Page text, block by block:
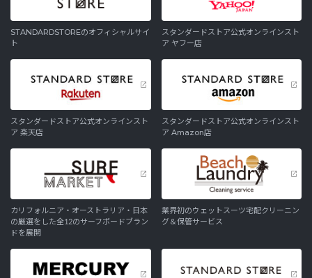
STANDARDSTOREのオフィシャルサイ
ト
スタンダードストア公式オンラインスト
ア ヤフー店
スタンダードストア公式オンラインスト
ア 楽天店
スタンダードストア公式オンラインスト
ア Amazon店
カリフォルニア・オーストラリア・日本
の厳選をした全12のサーフボードブラン
ドを展開
業界初のウェットスーツ宅配クリーニン
グ＆保管サービス